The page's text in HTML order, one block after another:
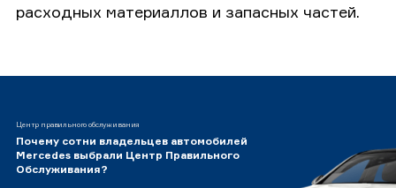
расходных материаллов и запасных частей.
Центр правильного обслуживания
Почему сотни владельцев автомобилей
Mercedes выбрали Центр Правильного
Обслуживания?